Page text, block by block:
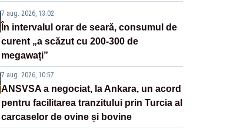
7 aug. 2026, 13:02
În intervalul orar de seară, consumul de
curent „a scăzut cu 200-300 de
megawați”
7 aug. 2026, 10:57
ANSVSA a negociat, la Ankara, un acord
pentru facilitarea tranzitului prin Turcia al
carcaselor de ovine și bovine